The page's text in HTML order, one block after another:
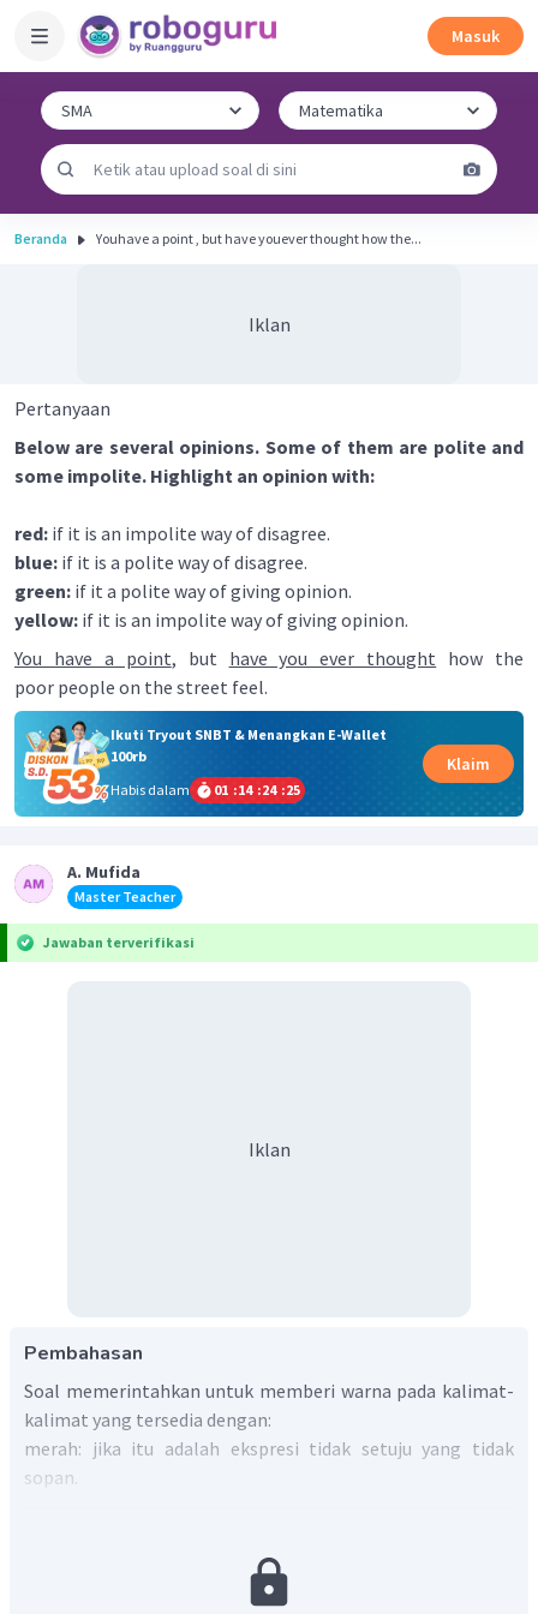
Masuk
Beranda Youhave a point , but have youever thought how the...
Iklan
Pertanyaan
Below are several opinions. Some of them are polite and
some impolite. Highlight an opinion with:
red: if it is an impolite way of disagree.
blue: if it is a polite way of disagree.
green: if it a polite way of giving opinion.
yellow: if it is an impolite way of giving opinion.
You have a point, but have you ever thought how the
poor people on the street feel.
Ikuti Tryout SNBT & Menangkan E-Wallet
100rb
Habis dalam
01 :14 :24 :25
Klaim
A. Mufida
Master Teacher
Jawaban terverifikasi
Iklan
Pembahasan
Soal memerintahkan untuk memberi warna pada kalimat-
kalimat yang tersedia dengan:
merah: jika itu adalah ekspresi tidak setuju yang tidak
sopan.
kuning: jika itu ekspresi menyampaikan pendapat yang